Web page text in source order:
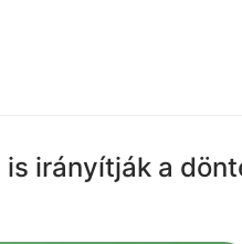
irányítják a